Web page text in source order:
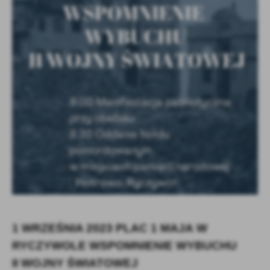
Firmy te działają w charakterze pośredników prezentujących nasze
treści w postaci wiadomości, ofert, komunikatów mediów
społecznościowych.
1 WRZEŚNIA 2023PLAC 1 MAJA W
RYCZYWOLE WSPOMNIENIE WYBUCHU
II WOJNY ŚWIATOWEJ